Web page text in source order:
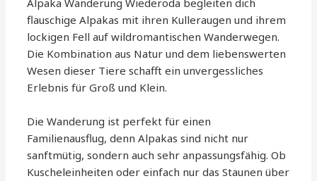
Alpaka Wanderung Wiederoda begleiten dich
flauschige Alpakas mit ihren Kulleraugen und ihrem
lockigen Fell auf wildromantischen Wanderwegen.
Die Kombination aus Natur und dem liebenswerten
Wesen dieser Tiere schafft ein unvergessliches
Erlebnis für Groß und Klein.
Die Wanderung ist perfekt für einen
Familienausflug, denn Alpakas sind nicht nur
sanftmütig, sondern auch sehr anpassungsfähig. Ob
Kuscheleinheiten oder einfach nur das Staunen über